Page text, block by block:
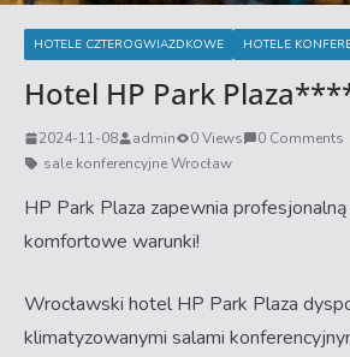
HOTELE CZTEROGWIAZDKOWE HOTELE
Hotel HP Park
2024-11-08 admin 0 Views
0 Comments
sale konferencyjne Wrocław
HP Park Plaza zapewnia
komfortowe warunki!
Wrocławski hotel HP Park Plaza
klimatyzowanymi salami